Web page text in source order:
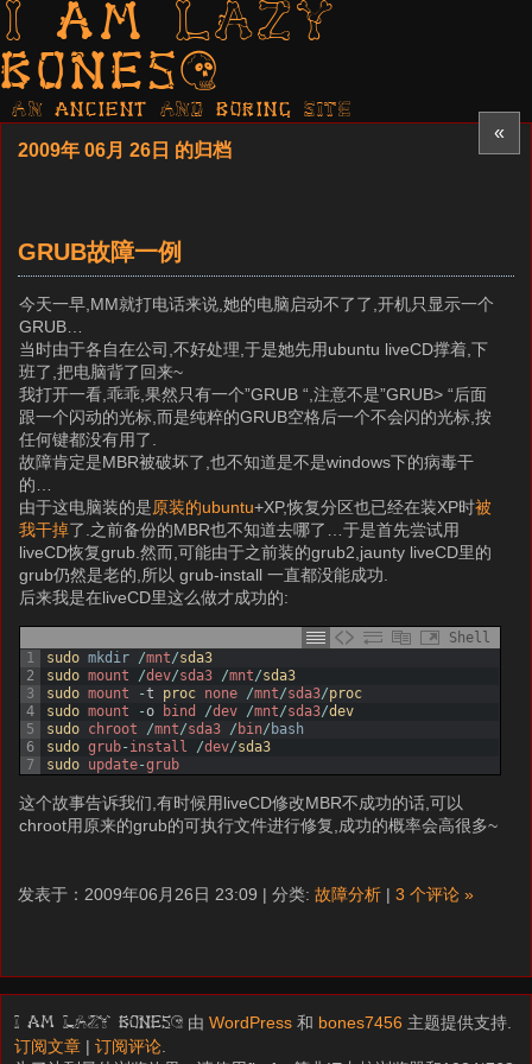
I am LAZY
bones?
AN ancient AND boring SITE
«
2009年 06月 26日 的归档
GRUB故障一例
今天一早,MM就打电话来说,她的电脑启动不了了,开机只显示一个
GRUB…
当时由于各自在公司,不好处理,于是她先用ubuntu liveCD撑着,下
班了,把电脑背了回来~
我打开一看,乖乖,果然只有一个”GRUB “,注意不是”GRUB> “后面
跟一个闪动的光标,而是纯粹的GRUB空格后一个不会闪的光标,按
任何键都没有用了.
故障肯定是MBR被破坏了,也不知道是不是windows下的病毒干
的…
由于这电脑装的是原装的ubuntu+XP,恢复分区也已经在装XP时被
我干掉了.之前备份的MBR也不知道去哪了…于是首先尝试用
liveCD恢复grub.然而,可能由于之前装的grub2,jaunty liveCD里的
grub仍然是老的,所以 grub-install 一直都没能成功.
后来我是在liveCD里这么做才成功的:
Shell
1
2
3
4
5
6
7
sudo mkdir /mnt/sda3
sudo mount /dev/sda3 /mnt/sda3
sudo mount -t proc none /mnt/sda3/proc
sudo mount -o bind /dev /mnt/sda3/dev
sudo chroot /mnt/sda3 / bin/ bash
sudo grub-install /dev/sda3
sudo update-grub
这个故事告诉我们,有时候用liveCD修改MBR不成功的话,可以
chroot用原来的grub的可执行文件进行修复,成功的概率会高很多~
发表于：2009年06月26日 23:09 | 分类: 故障分析 | 3 个评论 »
I am LAZY bones? 由WordPress 和 bones7456 主题提供支持.
订阅文章 |订阅评论